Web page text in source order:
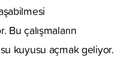
Bu çalışmaların
kuyusu açmak geliyor.